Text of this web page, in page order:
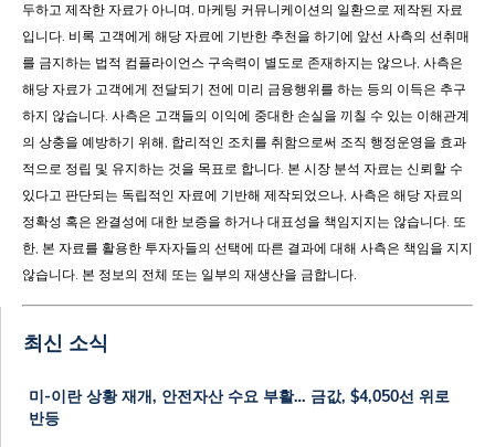
두하고 제작한 자료가 아니며, 마케팅 커뮤니케이션의 일환으로 제작된 자료
입니다. 비록 고객에게 해당 자료에 기반한 추천을 하기에 앞선 사측의 선취매
를 금지하는 법적 컴플라이언스 구속력이 별도로 존재하지는 않으나, 사측은
해당 자료가 고객에게 전달되기 전에 미리 금융행위를 하는 등의 이득은 추구
하지 않습니다. 사측은 고객들의 이익에 중대한 손실을 끼칠 수 있는 이해관계
의 상충을 예방하기 위해, 합리적인 조치를 취함으로써 조직 행정운영을 효과
적으로 정립 및 유지하는 것을 목표로 합니다. 본 시장 분석 자료는 신뢰할 수
있다고 판단되는 독립적인 자료에 기반해 제작되었으나, 사측은 해당 자료의
정확성 혹은 완결성에 대한 보증을 하거나 대표성을 책임지지는 않습니다. 또
한, 본 자료를 활용한 투자자들의 선택에 따른 결과에 대해 사측은 책임을 지지
않습니다. 본 정보의 전체 또는 일부의 재생산을 금합니다.
최신 소식
미-이란 상황 재개, 안전자산 수요 부활… 금값, $4,050선 위로
반등